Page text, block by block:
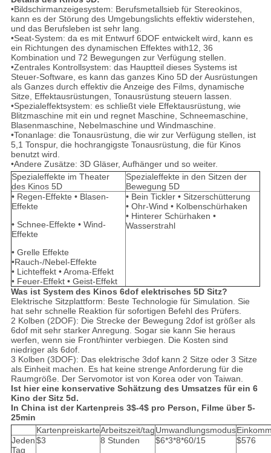
•Bildschirmanzeigesystem: Berufsmetallsieb für Stereokinos,
kann es der Störung des Umgebungslichts effektiv widerstehen,
und das Berufsleben ist sehr lang.
•Seat-System: da es mit Entwurf 6DOF entwickelt wird, kann es
ein Richtungen des dynamischen Effektes with12, 36
Kombination und 72 Bewegungen zur Verfügung stellen.
•Zentrales Kontrollsystem: das Hauptteil dieses Systems ist
Steuer-Software, es kann das ganzes Kino 5D der Ausrüstungen
als Ganzes durch effektiv die Anzeige des Films, dynamische
Sitze, Effektausrüstungen, Tonausrüstung steuern lassen.
•Spezialeffektsystem: es schließt viele Effektausrüstung, wie
Blitzmaschine mit ein und regnet Maschine, Schneemaschine,
Blasenmaschine, Nebelmaschine und Windmaschine.
•Tonanlage: die Tonausrüstung, die wir zur Verfügung stellen, ist
5,1 Tonspur, die hochrangigste Tonausrüstung, die für Kinos
benutzt wird.
•Andere Zusätze: 3D Gläser, Aufhänger und so weiter.
Spezialeffekte im Theater
des Kinos 5D
Spezialeffekte in den Sitzen der
Bewegung 5D
• Regen-Effekte • Blasen-
Effekte
• Schnee-Effekte • Wind-
Effekte
• Grelle Effekte
•Rauch-/Nebel-Effekte
• Lichteffekt • Aroma-Effekt
• Feuer-Effekt • Geist-Effekt
• Bein Tickler • Sitzerschütterung
• Ohr-Wind • Kolbenschürhaken
• Hinterer Schürhaken •
Wasserstrahl
Was ist System des Kinos 6dof elektrisches 5D Sitz?
Elektrische Sitzplattform: Beste Technologie für Simulation. Sie
hat sehr schnelle Reaktion für sofortigen Befehl des Prüfers.
2 Kolben (2DOF): Die Strecke der Bewegung 2dof ist größer als
6dof mit sehr starker Anregung. Sogar sie kann Sie heraus
werfen, wenn sie Front/hinter verbiegen. Die Kosten sind
niedriger als 6dof.
3 Kolben (3DOF): Das elektrische 3dof kann 2 Sitze oder 3 Sitze
als Einheit machen. Es hat keine strenge Anforderung für die
Raumgröße. Der Servomotor ist von Korea oder von Taiwan.
Ist hier eine konservative Schätzung des Umsatzes für ein 6
Kino der Sitz 5d.
In China ist der Kartenpreis 3$-4$ pro Person, Filme über 5-
25min
KartenpreiskarteArbeitszeit/tagUmwandlungsmodus
Jeden
Tag
$3 8 Stunden $6*3*8*60/15 $576